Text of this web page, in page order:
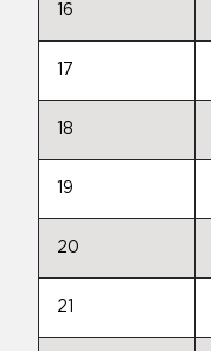
16
17
18
19
20
21